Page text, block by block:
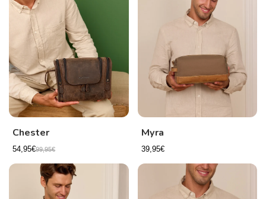
Chester
54,95€99,95€
Myra
39,95€